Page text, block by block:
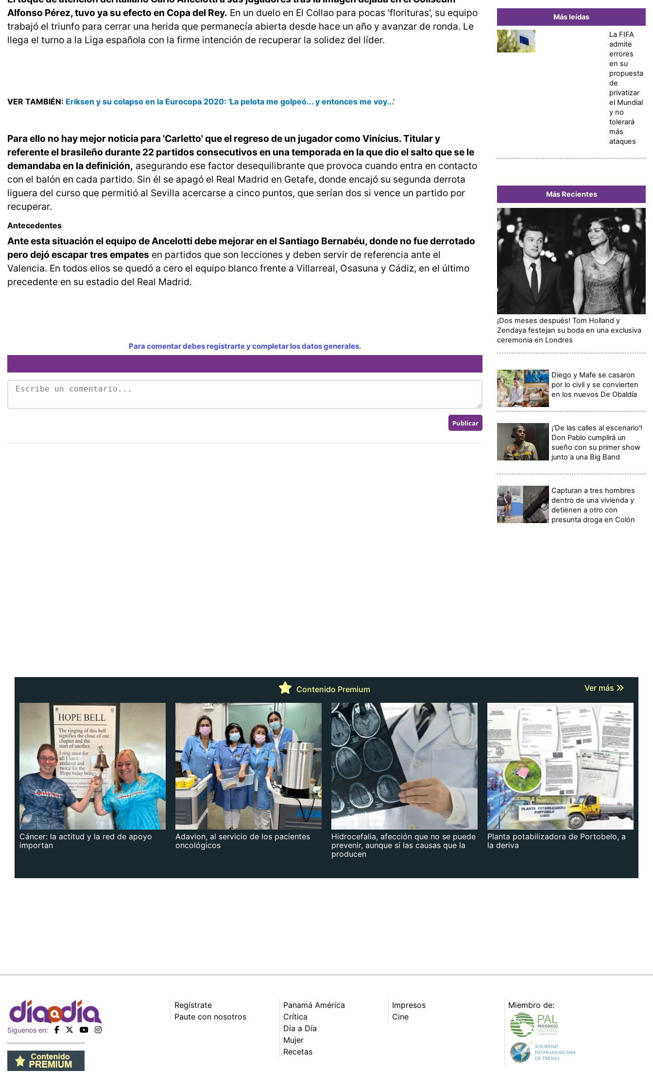
Alfonso Pérez, tuvo ya su efecto en Copa del Rey. En un duelo en El Collao para pocas 'florituras', su equipo
trabajó el triunfo para cerrar una herida que permanecía abierta desde hace un año y avanzar de ronda. Le
llega el turno a la Liga española con la firme intención de recuperar la solidez del líder.
VER TAMBIÉN: Eriksen y su colapso en la Eurocopa 2020: 'La pelota me golpeó... y entonces me voy...'
Para ello no hay mejor noticia para 'Carletto' que el regreso de un jugador como Vinícius. Titular y
referente el brasileño durante 22 partidos consecutivos en una temporada en la que dio el salto que se le
demandaba en la definición, asegurando ese factor desequilibrante que provoca cuando entra en contacto
con el balón en cada partido. Sin él se apagó el Real Madrid en Getafe, donde encajó su segunda derrota
liguera del curso que permitió al Sevilla acercarse a cinco puntos, que serían dos si vence un partido por
recuperar.
Antecedentes
Ante esta situación el equipo de Ancelotti debe mejorar en el Santiago Bernabéu, donde no fue derrotado
pero dejó escapar tres empates en partidos que son lecciones y deben servir de referencia ante el
Valencia. En todos ellos se quedó a cero el equipo blanco frente a Villarreal, Osasuna y Cádiz, en el último
precedente en su estadio del Real Madrid.
Para comentar debes registrarte y completar los datos generales.
Más leídas
La FIFA
admite
errores
en su
propuesta
de
privatizar
el Mundial
y no
tolerará
más
ataques
Más Recientes
¡Dos meses después! Tom Holland y
Zendaya festejan su boda en una exclusiva
ceremonia en Londres
Diego y Mafe se casaron
por lo civil y se convierten
en los nuevos De Obaldía
¡'De las calles al escenario'!
Don Pablo cumplirá un
sueño con su primer show
junto a una Big Band
Capturan a tres hombres
dentro de una vivienda y
detienen a otro con
presunta droga en Colón
Contenido Premium Ver más
Cáncer: la actitud y la red de apoyo
importan
Adavion, al servicio de los pacientes
oncológicos
Hidrocefalia, afección que no se puede
prevenir, aunque sí las causas que la
producen
Planta potabilizadora de Portobelo, a
la deriva
Siguenos en:
Regístrate
Paute con nosotros
Panamá América
Crítica
Día a Día
Mujer
Recetas
Impresos
Cine
Miembro de: